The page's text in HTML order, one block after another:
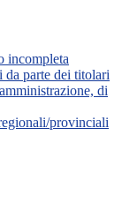
incompleta
da parte dei titolari
di
provinciali